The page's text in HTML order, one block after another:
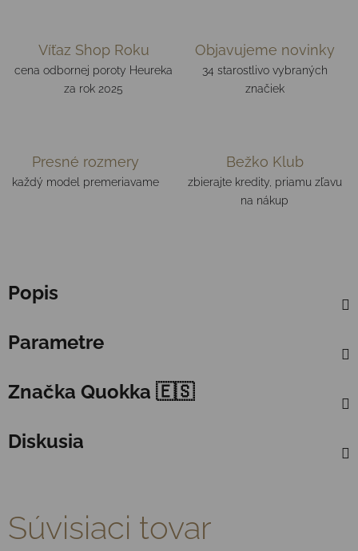
Víťaz Shop Roku
cena odbornej poroty Heureka
za rok 2025
Objavujeme novinky
34 starostlivo vybraných
značiek
Presné rozmery
každý model premeriavame
Bežko Klub
zbierajte kredity, priamu zľavu
na nákup
Popis
Parametre
Značka Quokka 🇪🇸
Diskusia
Súvisiaci tovar